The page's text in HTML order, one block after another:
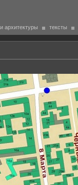
архитектуры тексты